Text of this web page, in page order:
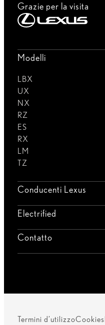
Grazie per la visita
Modelli
LBX
UX
NX
RZ
ES
RX
LM
TZ
Conducenti Lexus
Electrified
Contatto
Termini d’utilizzoCookies